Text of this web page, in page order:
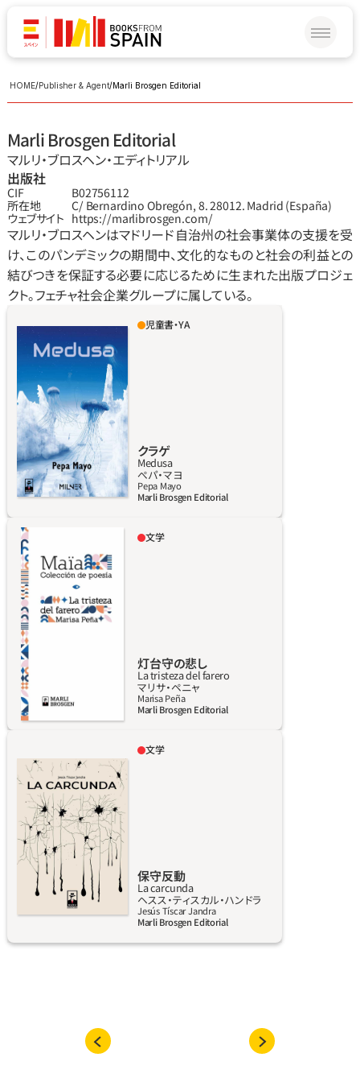
HOME/Publisher & Agent/Marli Brosgen Editorial
Marli Brosgen Editorial
マルリ‧ブロスヘン‧エディトリアル
出版社
CIF
B02756112
所在地
C/ Bernardino Obregón, 8. 28012. Madrid (España)
ウェブサイト https://marlibrosgen.com/
マルリ‧ブロスヘンはマドリード自治州の社会事業体の支援を受
け、このパンデミックの期間中、文化的なものと社会の利益との
結びつきを保証する必要に応じるために生まれた出版プロジェ
クト。フェチャ社会企業グループに属している。
数世紀も前から地球は巨大クラゲに侵略され
た氷河と化し、人々は生き延びるために奥深い
山の中に隠れ住んでいた。そんな中、サイボー
グ工学と光遺伝学の技術者である20歳の若者
マケナが軌道リングからタコミック・コロニー
へ向かった。そこで科学者として職に就き、彼
が最も得意とする分野、つまり感情と、それを
３次元で脳にはめこむ仕事をするためだ。ま
た、市民とサイボーグからなるデルタ・アロー
隊にも入隊。この隊は植林のために外部へ出た
り、ノアの方舟の名で知られる防空壕タオ・タ
コミックの監視をしたりする任務を遂行して
いる。デルタ・アロー隊へ出向いた初日、マケナ
はノムラに夢中になる。しかし、ノムラのよう
な原型のサイボーグは生存と人間を保護する
ための基本的な感情しか備えておらず、愛する
ことを知らない。
児童書・YA
クラゲ
Medusa
ぺパ‧マヨ
Pepa Mayo
Marli Brosgen Editorial
マリサ・ペニャは不死鳥の系譜にある詩人だ。
この本は、彼女自身が道すがら選びぬいたハー
ブを使い、熟練した時計職人の精巧さと、限り
なく繊細な手で編み上げた巣である。感動する
者の手の中で燃え上がり、その灰の中からよみ
がえり、再び感動をもたらす。『灯台守の悲しみ』
は、思考にしみとおる雨の本であり、心の奥底
に湿り気を残す。その湿り気は、悲しみに歌い
かける方法だ。暗闇や岩場や浅瀬や岩礁がある
ところでも、いつでも私たちがイタカにたどり
は、彼女の物語を私たちが見失わないよう細心
の注意を払う。
詳しく見る
文学
灯台守の悲し
La tristeza del farero
マリサ‧ペニャ
Marisa Peña
Marli Brosgen Editorial
「怒れる者たち」は、彼らを代表しない政治家た
ちに抗議するため、座りこみやスローガンや集
会を計画している。フランコ時代の終わりに逮
捕者を拷問した経験を持つアル中の元警察官
は、首都マドリードのバルでピストルを持ち歩
く。魂の欠如に傷ついた、元オプス・デイ信者の
美しい若者は、十字架を買うために通行人に金
をせびったことがもとで、地元のファシズムの
根絶をもくろむ極左のテロリスト集団に加わ
ることになる。このような状況で展開する、異
質な散文で書かれ、礼儀正しさとは無縁のこの
めくくられる。
詳しく見る
文学
保守反動
La carcunda
ヘスス‧ティスカル‧ハンドラ
Jesús Tíscar Jandra
Marli Brosgen Editorial